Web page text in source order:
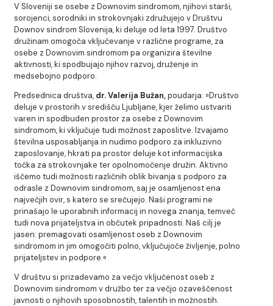
V Sloveniji se osebe z Downovim sindromom, njihovi starši,
sorojenci, sorodniki in strokovnjaki združujejo v Društvu
Downov sindrom Slovenija, ki deluje od leta 1997. Društvo
družinam omogoča vključevanje v različne programe, za
osebe z Downovim sindromom pa organizira številne
aktivnosti, ki spodbujajo njihov razvoj, druženje in
medsebojno podporo.
Predsednica društva, dr. Valerija Bužan,poudarja: »Društvo
deluje v prostorih v središču Ljubljane, kjer želimo ustvariti
varen in spodbuden prostor za osebe z Downovim
sindromom, ki vključuje tudi možnost zaposlitve. Izvajamo
številna usposabljanja in nudimo podporo za inkluzivno
zaposlovanje, hkrati pa prostor deluje kot informacijska
točka za strokovnjake ter opolnomočenje družin. Aktivno
iščemo tudi možnosti različnih oblik bivanja s podporo za
odrasle z Downovim sindromom, saj je osamljenost ena
največjih ovir, s katero se srečujejo. Naši programi ne
prinašajo le uporabnih informacij in novega znanja, temveč
tudi nova prijateljstva in občutek pripadnosti. Naš cilj je
jasen: premagovati osamljenost oseb z Downovim
sindromom in jim omogočiti polno, vključujoče življenje, polno
prijateljstev in podpore.«
V društvu si prizadevamo za večjo vključenost oseb z
Downovim sindromom v družbo ter za večjo ozaveščenost
javnosti o njihovih sposobnostih, talentih in možnostih.